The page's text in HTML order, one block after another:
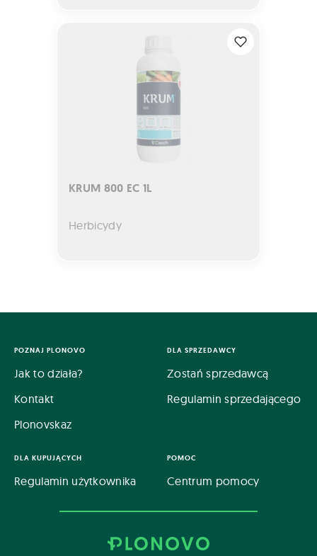
KRUM 800 EC 1L
Herbicydy
POZNAJ PLONOVO
Jak to działa?
Kontakt
Plonovskaz
DLA SPRZEDAWCY
Zostań sprzedawcą
Regulamin sprzedającego
DLA KUPUJĄCYCH
Regulamin użytkownika
POMOC
Centrum pomocy